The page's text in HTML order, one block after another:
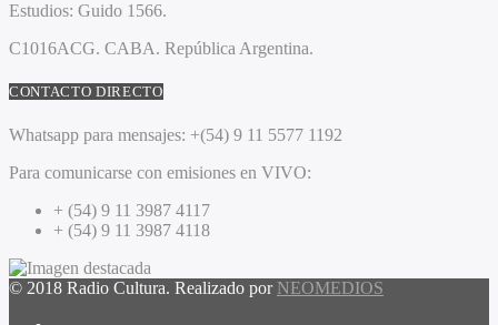
Estudios: Guido 1566.
C1016ACG. CABA. República Argentina.
CONTACTO DIRECTO
Whatsapp para mensajes: +(54) 9 11 5577 1192
Para comunicarse con emisiones en VIVO:
+ (54) 9 11 3987 4117
+ (54) 9 11 3987 4118
© 2018 Radio Cultura. Realizado por NEOMEDIOS